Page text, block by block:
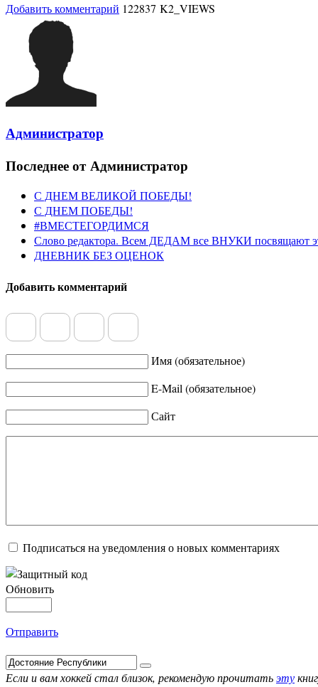
Добавить комментарий 122837 K2_VIEWS
Администратор
Последнее от Администратор
С ДНЕМ ВЕЛИКОЙ ПОБЕДЫ!
С ДНЕМ ПОБЕДЫ!
#ВМЕСТЕГОРДИМСЯ
Слово редактора. Всем ДЕДАМ все ВНУКИ посвящают
ДНЕВНИК БЕЗ ОЦЕНОК
Добавить комментарий
Имя (обязательное)
E-Mail (обязательное)
Сайт
Подписаться на уведомления о новых комментариях
Обновить
Отправить
Если и вам хоккей стал близок, рекомендую прочитатьэту